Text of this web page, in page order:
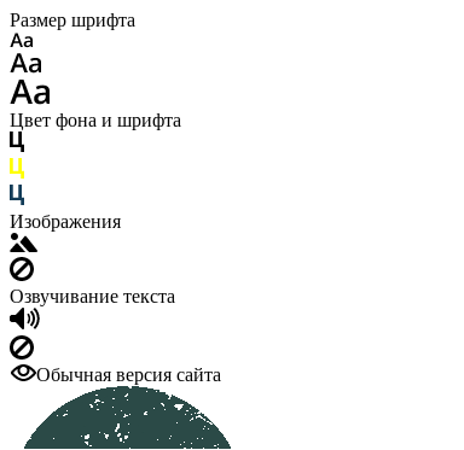
Размер шрифта
Цвет фона и шрифта
Изображения
Озвучивание текста
Обычная версия сайта